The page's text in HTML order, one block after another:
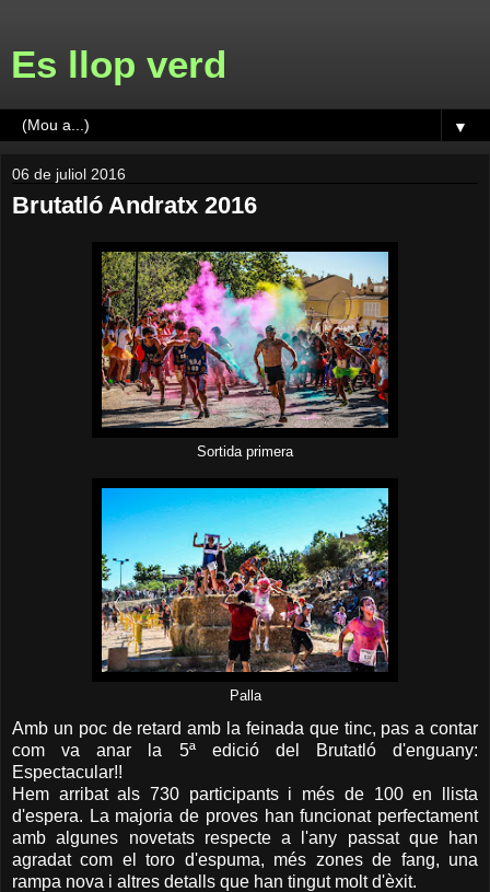
Es llop verd
▼
06 de juliol 2016
Brutatló Andratx 2016
Sortida primera
Palla
Amb un poc de retard amb la feinada que tinc, pas a contar
com va anar la 5ª edició del Brutatló d'enguany:
Espectacular!!
Hem arribat als 730 participants i més de 100 en llista
d'espera. La majoria de proves han funcionat perfectament
amb algunes novetats respecte a l'any passat que han
agradat com el toro d'espuma, més zones de fang, una
rampa nova i altres detalls que han tingut molt d'èxit.